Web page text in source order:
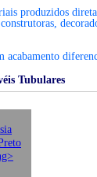
produzidos
Tubulares